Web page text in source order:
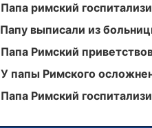
Папа римский
Папу выписали из
Папа Римский
У папы Римского
Папа Римский